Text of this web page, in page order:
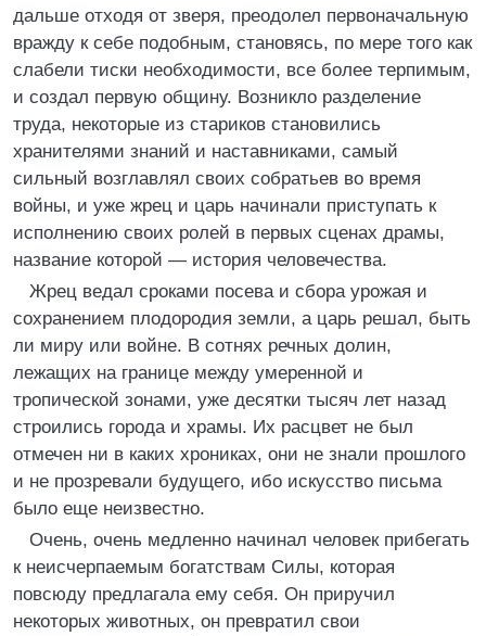
дальше отходя от зверя, преодолел первоначальную
вражду к себе подобным, становясь, по мере того как
слабели тиски необходимости, все более терпимым,
и создал первую общину. Возникло разделение
труда, некоторые из стариков становились
хранителями знаний и наставниками, самый
сильный возглавлял своих собратьев во время
войны, и уже жрец и царь начинали приступать к
исполнению своих ролей в первых сценах драмы,
название которой — история человечества.
Жрец ведал сроками посева и сбора урожая и
сохранением плодородия земли, а царь решал, быть
ли миру или войне. В сотнях речных долин,
лежащих на границе между умеренной и
тропической зонами, уже десятки тысяч лет назад
строились города и храмы. Их расцвет не был
отмечен ни в каких хрониках, они не знали прошлого
и не прозревали будущего, ибо искусство письма
было еще неизвестно.
Очень, очень медленно начинал человек прибегать
к неисчерпаемым богатствам Силы, которая
повсюду предлагала ему себя. Он приручил
некоторых животных, он превратил свои